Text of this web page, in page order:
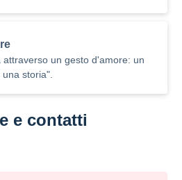
attraverso un gesto d'amore: un
storia".
e contatti